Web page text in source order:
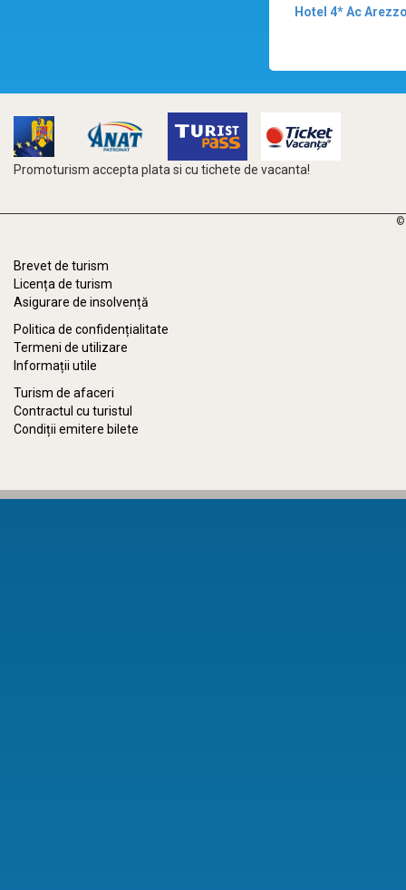
Hotel 4* Ac
Promoturism accepta plata si cu tichete de vacanta!
©
Brevet de turism
Licența de turism
Asigurare de insolvență
Politica de confidențialitate
Termeni de utilizare
Informații utile
Turism de afaceri
Contractul cu turistul
Condiții emitere bilete